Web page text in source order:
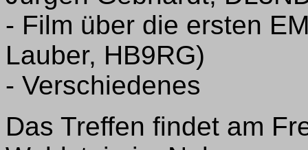
- Film über die ersten
Lauber, HB9RG)
- Verschiedenes
Das Treffen findet am